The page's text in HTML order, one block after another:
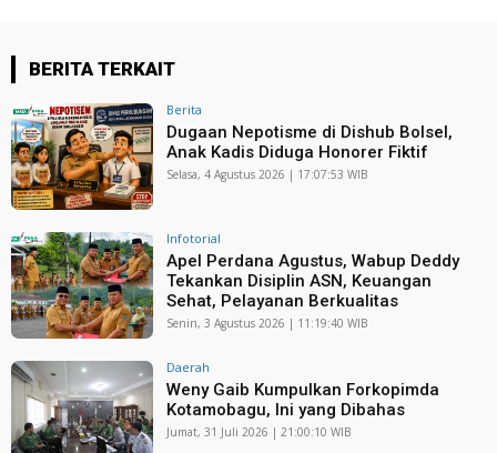
BERITA TERKAIT
Berita
Dugaan Nepotisme di Dishub Bolsel,
Anak Kadis Diduga Honorer Fiktif
Selasa, 4 Agustus 2026 | 17:07:53 WIB
Infotorial
Apel Perdana Agustus, Wabup Deddy
Tekankan Disiplin ASN, Keuangan
Sehat, Pelayanan Berkualitas
Senin, 3 Agustus 2026 | 11:19:40 WIB
Daerah
Weny Gaib Kumpulkan Forkopimda
Kotamobagu, Ini yang Dibahas
Jumat, 31 Juli 2026 | 21:00:10 WIB